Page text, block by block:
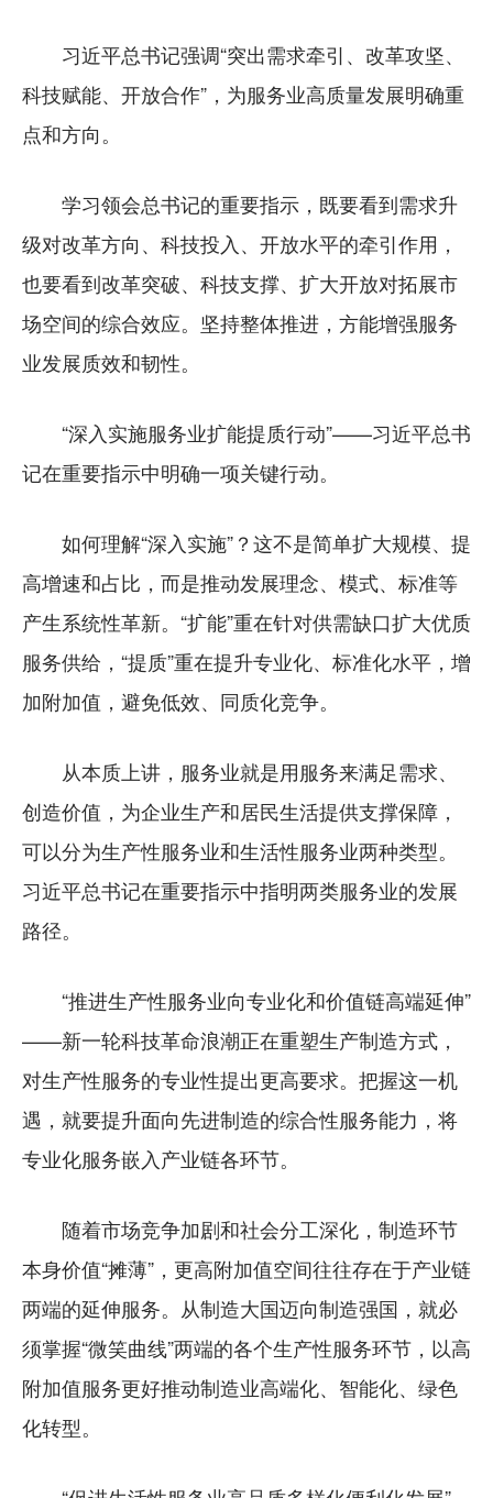
习近平总书记强调“突出需求牵引、改革攻坚、
科技赋能、开放合作”，为服务业高质量发展明确重
点和方向。
学习领会总书记的重要指示，既要看到需求升
级对改革方向、科技投入、开放水平的牵引作用，
也要看到改革突破、科技支撑、扩大开放对拓展市
场空间的综合效应。坚持整体推进，方能增强服务
业发展质效和韧性。
“深入实施服务业扩能提质行动”——习近平总书
记在重要指示中明确一项关键行动。
如何理解“深入实施”？这不是简单扩大规模、提
高增速和占比，而是推动发展理念、模式、标准等
产生系统性革新。“扩能”重在针对供需缺口扩大优质
服务供给，“提质”重在提升专业化、标准化水平，增
加附加值，避免低效、同质化竞争。
从本质上讲，服务业就是用服务来满足需求、
创造价值，为企业生产和居民生活提供支撑保障，
可以分为生产性服务业和生活性服务业两种类型。
习近平总书记在重要指示中指明两类服务业的发展
路径。
“推进生产性服务业向专业化和价值链高端延伸”
——新一轮科技革命浪潮正在重塑生产制造方式，
对生产性服务的专业性提出更高要求。把握这一机
遇，就要提升面向先进制造的综合性服务能力，将
专业化服务嵌入产业链各环节。
随着市场竞争加剧和社会分工深化，制造环节
本身价值“摊薄”，更高附加值空间往往存在于产业链
两端的延伸服务。从制造大国迈向制造强国，就必
须掌握“微笑曲线”两端的各个生产性服务环节，以高
附加值服务更好推动制造业高端化、智能化、绿色
化转型。